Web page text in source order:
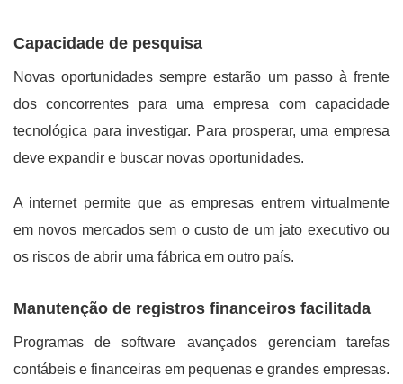
Capacidade de pesquisa
Novas oportunidades sempre estarão um passo à frente
dos concorrentes para uma empresa com capacidade
tecnológica para investigar. Para prosperar, uma empresa
deve expandir e buscar novas oportunidades.
A internet permite que as empresas entrem virtualmente
em novos mercados sem o custo de um jato executivo ou
os riscos de abrir uma fábrica em outro país.
Manutenção de registros financeiros facilitada
Programas de software avançados gerenciam tarefas
contábeis e financeiras em pequenas e grandes empresas.